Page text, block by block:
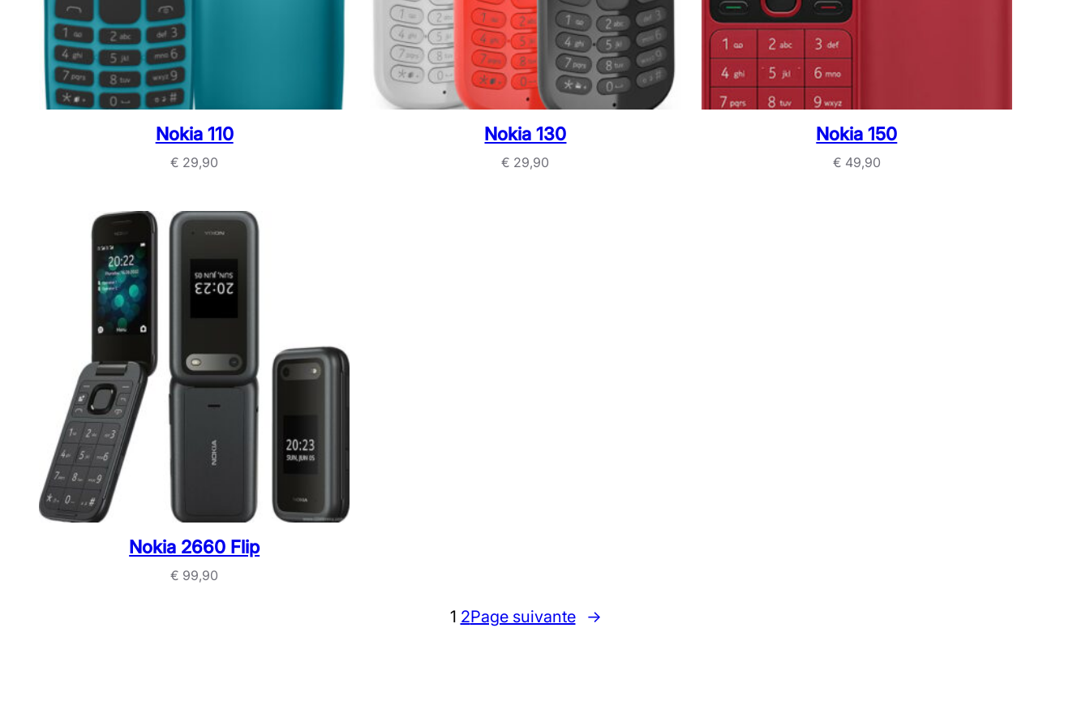
Nokia 110
€ 29,90
Nokia 130
€ 29,90
Nokia 150
€ 49,90
Nokia 2660 Flip
€ 99,90
1 2Page suivante →